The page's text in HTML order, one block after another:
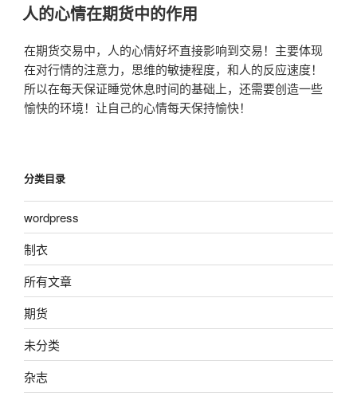
布
于
人的心情在期货中的作用
在期货交易中，人的心情好坏直接影响到交易！主要体现
在对行情的注意力，思维的敏捷程度，和人的反应速度！
所以在每天保证睡觉休息时间的基础上，还需要创造一些
愉快的环境！让自己的心情每天保持愉快！
分类目录
wordpress
制衣
所有文章
期货
未分类
杂志